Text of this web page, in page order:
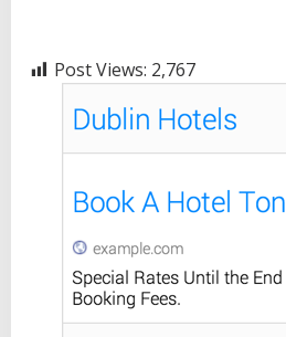
Post Views: 2,767